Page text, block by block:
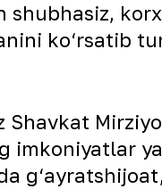
shubhasiz,
ko‘rsatib
imkoniyatlar